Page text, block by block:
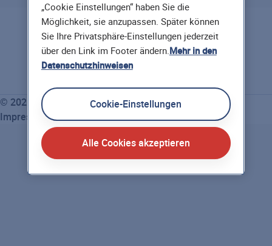
© 2026 Hannoversche Lebensversicherung AG
ImpressumDatenschutz
„Cookie Einstellungen“ haben Sie die
Möglichkeit, sie anzupassen. Später können
Sie Ihre Privatsphäre-Einstellungen jederzeit
über den Link im Footer ändern.Mehr in den
Datenschutzhinweisen
Cookie-Einstellungen
Alle Cookies akzeptieren